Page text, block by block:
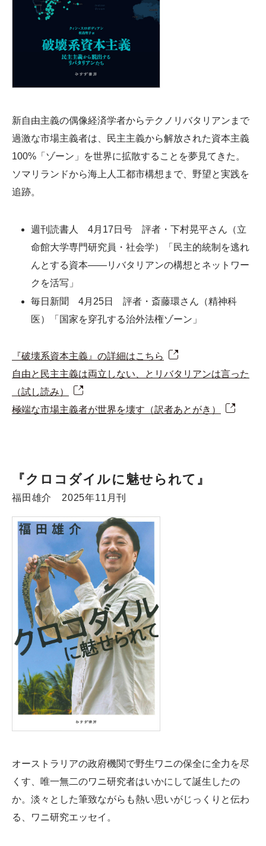
新自由主義の偶像経済学者からテクノリバタリアンまで
過激な市場主義者は、民主主義から解放された資本主義
100%「ゾーン」を世界に拡散することを夢見てきた。
ソマリランドから海上人工都市構想まで、野望と実践を
追跡。
週刊読書人 4月17日号 評者・下村晃平さん（立
命館大学専門研究員・社会学）「民主的統制を逃れ
んとする資本――リバタリアンの構想とネットワー
クを活写」
毎日新聞 4月25日 評者・斎藤環さん（精神科
医）「国家を穿孔する治外法権ゾーン」
『破壊系資本主義』の詳細はこちら
自由と民主主義は両立しない、とリバタリアンは言った
（試し読み）
極端な市場主義者が世界を壊す（訳者あとがき）
『クロコダイルに魅せられて』
福田雄介 2025年11月刊
オーストラリアの政府機関で野生ワニの保全に全力を尽
くす、唯一無二のワニ研究者はいかにして誕生したの
か。淡々とした筆致ながらも熱い思いがじっくりと伝わ
る、ワニ研究エッセイ。